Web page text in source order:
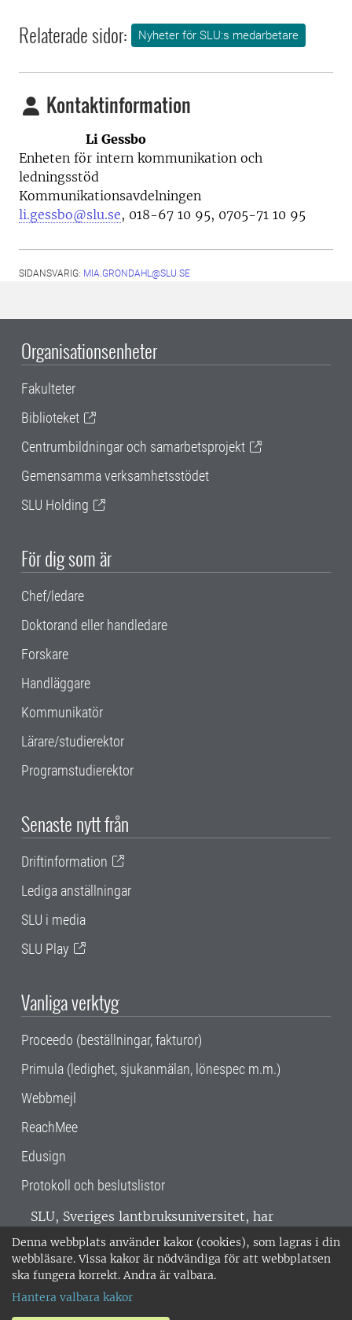
Denna webbplats använder kakor (cookies), som lagras i din
webbläsare. Vissa kakor är nödvändiga för att webbplatsen
ska fungera korrekt. Andra är valbara.
Hantera valbara kakor
Relaterade sidor: Nyheter för SLU:s medarbetare
Kontaktinformation
Li Gessbo
Enheten för intern kommunikation och
ledningsstöd
Kommunikationsavdelningen
li.gessbo@slu.se, 018-67 10 95, 0705-71 10 95
SIDANSVARIG: MIA.GRONDAHL@SLU.SE
Organisationsenheter
Fakulteter
Biblioteket
Centrumbildningar och samarbetsprojekt
Gemensamma verksamhetsstödet
SLU Holding
För dig som är
Chef/ledare
Doktorand eller handledare
Forskare
Handläggare
Kommunikatör
Lärare/studierektor
Programstudierektor
Senaste nytt från
Driftinformation
Lediga anställningar
SLU i media
SLU Play
Vanliga verktyg
Proceedo (beställningar, fakturor)
Primula (ledighet, sjukanmälan, lönespec m.m.)
Webbmejl
ReachMee
Edusign
Protokoll och beslutslistor
SLU, Sveriges lantbruksuniversitet, har
verksamhet över hela Sverige. Huvudorter är
Alnarp, Uppsala och Umeå.SLU är
miljöcertifierat enligt ISO 14001. •
018-67 10 00 • Org nr: 202100-2817 •